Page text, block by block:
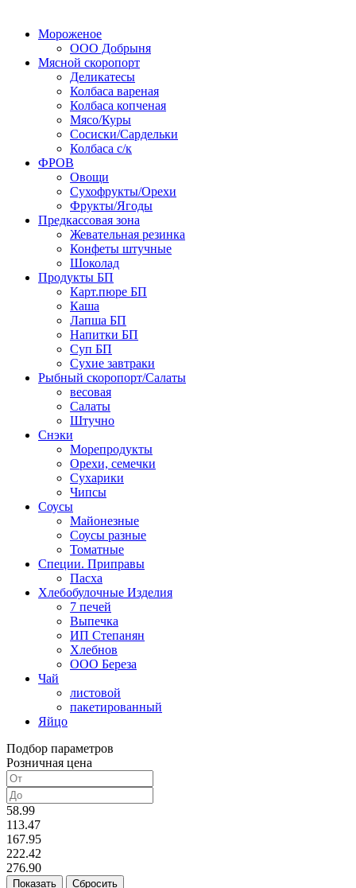
Мороженое
ООО Добрыня
Мясной скоропорт
Деликатесы
Колбаса вареная
Колбаса копченая
Мясо/Куры
Сосиски/Сардельки
Колбаса с/к
ФРОВ
Овощи
Сухофрукты/Орехи
Фрукты/Ягоды
Предкассовая зона
Жевательная резинка
Конфеты штучные
Шоколад
Продукты БП
Карт.пюре БП
Каша
Лапша БП
Напитки БП
Суп БП
Сухие завтраки
Рыбный скоропорт/Салаты
весовая
Салаты
Штучно
Снэки
Морепродукты
Орехи, семечки
Сухарики
Чипсы
Соусы
Майонезные
Соусы разные
Томатные
Специи. Приправы
Пасха
Хлебобулочные Изделия
7 печей
Выпечка
ИП Степанян
Хлебнов
ООО Береза
Чай
листовой
пакетированный
Яйцо
Подбор параметров
Розничная цена
58.99
113.47
167.95
222.42
276.90